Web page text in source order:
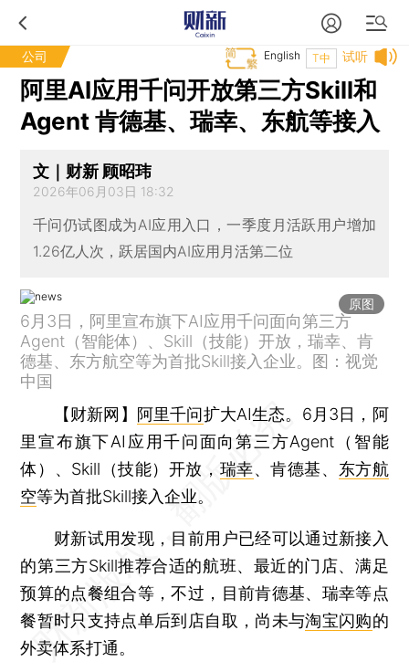
公司 试听
T中
English
阿里AI应用千问开放第三方Skill和
Agent 肯德基、瑞幸、东航等接入
文｜财新 顾昭玮
2026年06月03日 18:32
千问仍试图成为AI应用入口，一季度月活跃用户增加
1.26亿人次，跃居国内AI应用月活第二位
原图
6月3日，阿里宣布旗下AI应用千问面向第三方
Agent（智能体）、Skill（技能）开放，瑞幸、肯
德基、东方航空等为首批Skill接入企业。图：视觉
中国
【财新网】 阿里千问扩大AI生态。6月3日，阿
里宣布旗下AI应用千问面向第三方Agent（智能
体）、Skill（技能）开放， 瑞幸、肯德基、 东方航
空等为首批Skill接入企业。
财新试用发现，目前用户已经可以通过新接入
的第三方Skill推荐合适的航班、最近的门店、满足
预算的点餐组合等，不过，目前肯德基、瑞幸等点
餐暂时只支持点单后到店自取，尚未与淘宝闪购的
外卖体系打通。